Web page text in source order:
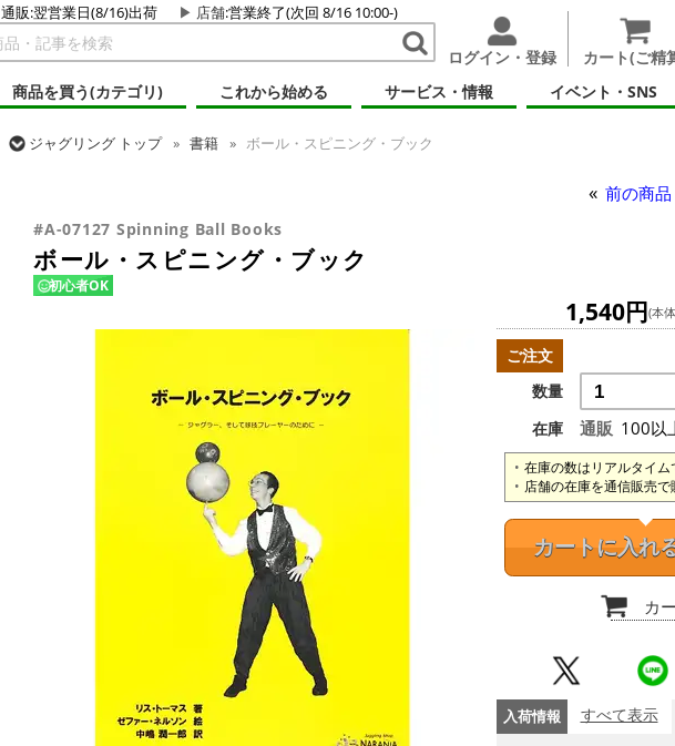
通販:翌営業日(8/16)出荷 店舗:営業終了(次回 8/16 10:00-)
ログイン・登録 カート(ご精
商品を買う(カテゴリ)
これから始める サービス・情報 イベント・SNS
ジャグリング トップ 書籍
ボール・スピニング・ブック
前の商品
#A-07127 Spinning Ball Books
ボール・スピニング・ブック
初心者OK
1,540円(本
ご注文
数量
在庫
通販 100以
在庫の数はリアルタイム
店舗の在庫を通信販売で
カートに入れ
カ
入荷情報 すべて表示